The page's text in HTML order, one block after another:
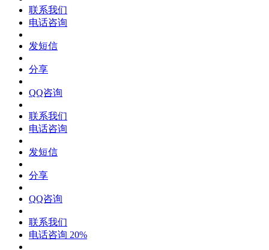
联系我们
电话咨询
发短信
分享
QQ咨询
联系我们
电话咨询
发短信
分享
QQ咨询
联系我们
电话咨询 20%